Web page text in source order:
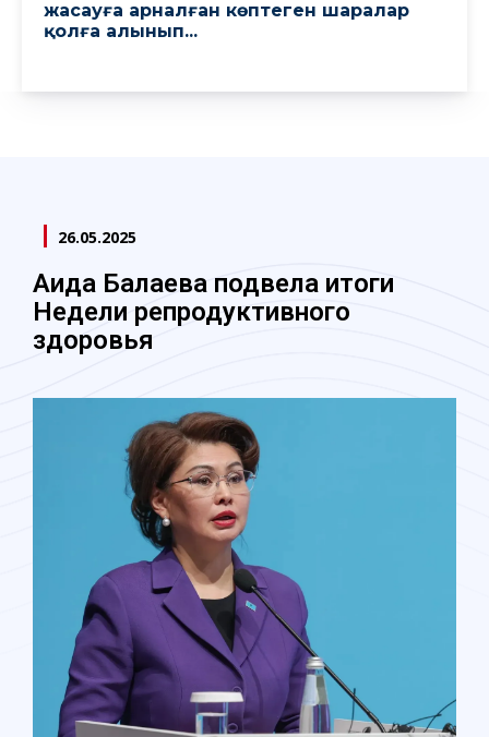
жасауға арналған көптеген шаралар
қолға алынып...